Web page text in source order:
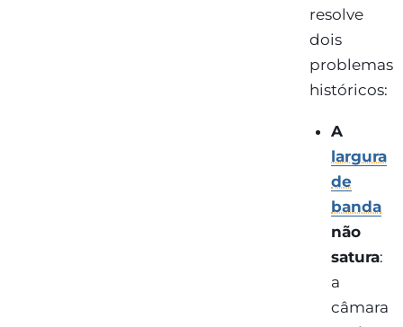
resolve
dois
problemas
históricos:
A
largura
de
banda
não
satura:
a
câmara